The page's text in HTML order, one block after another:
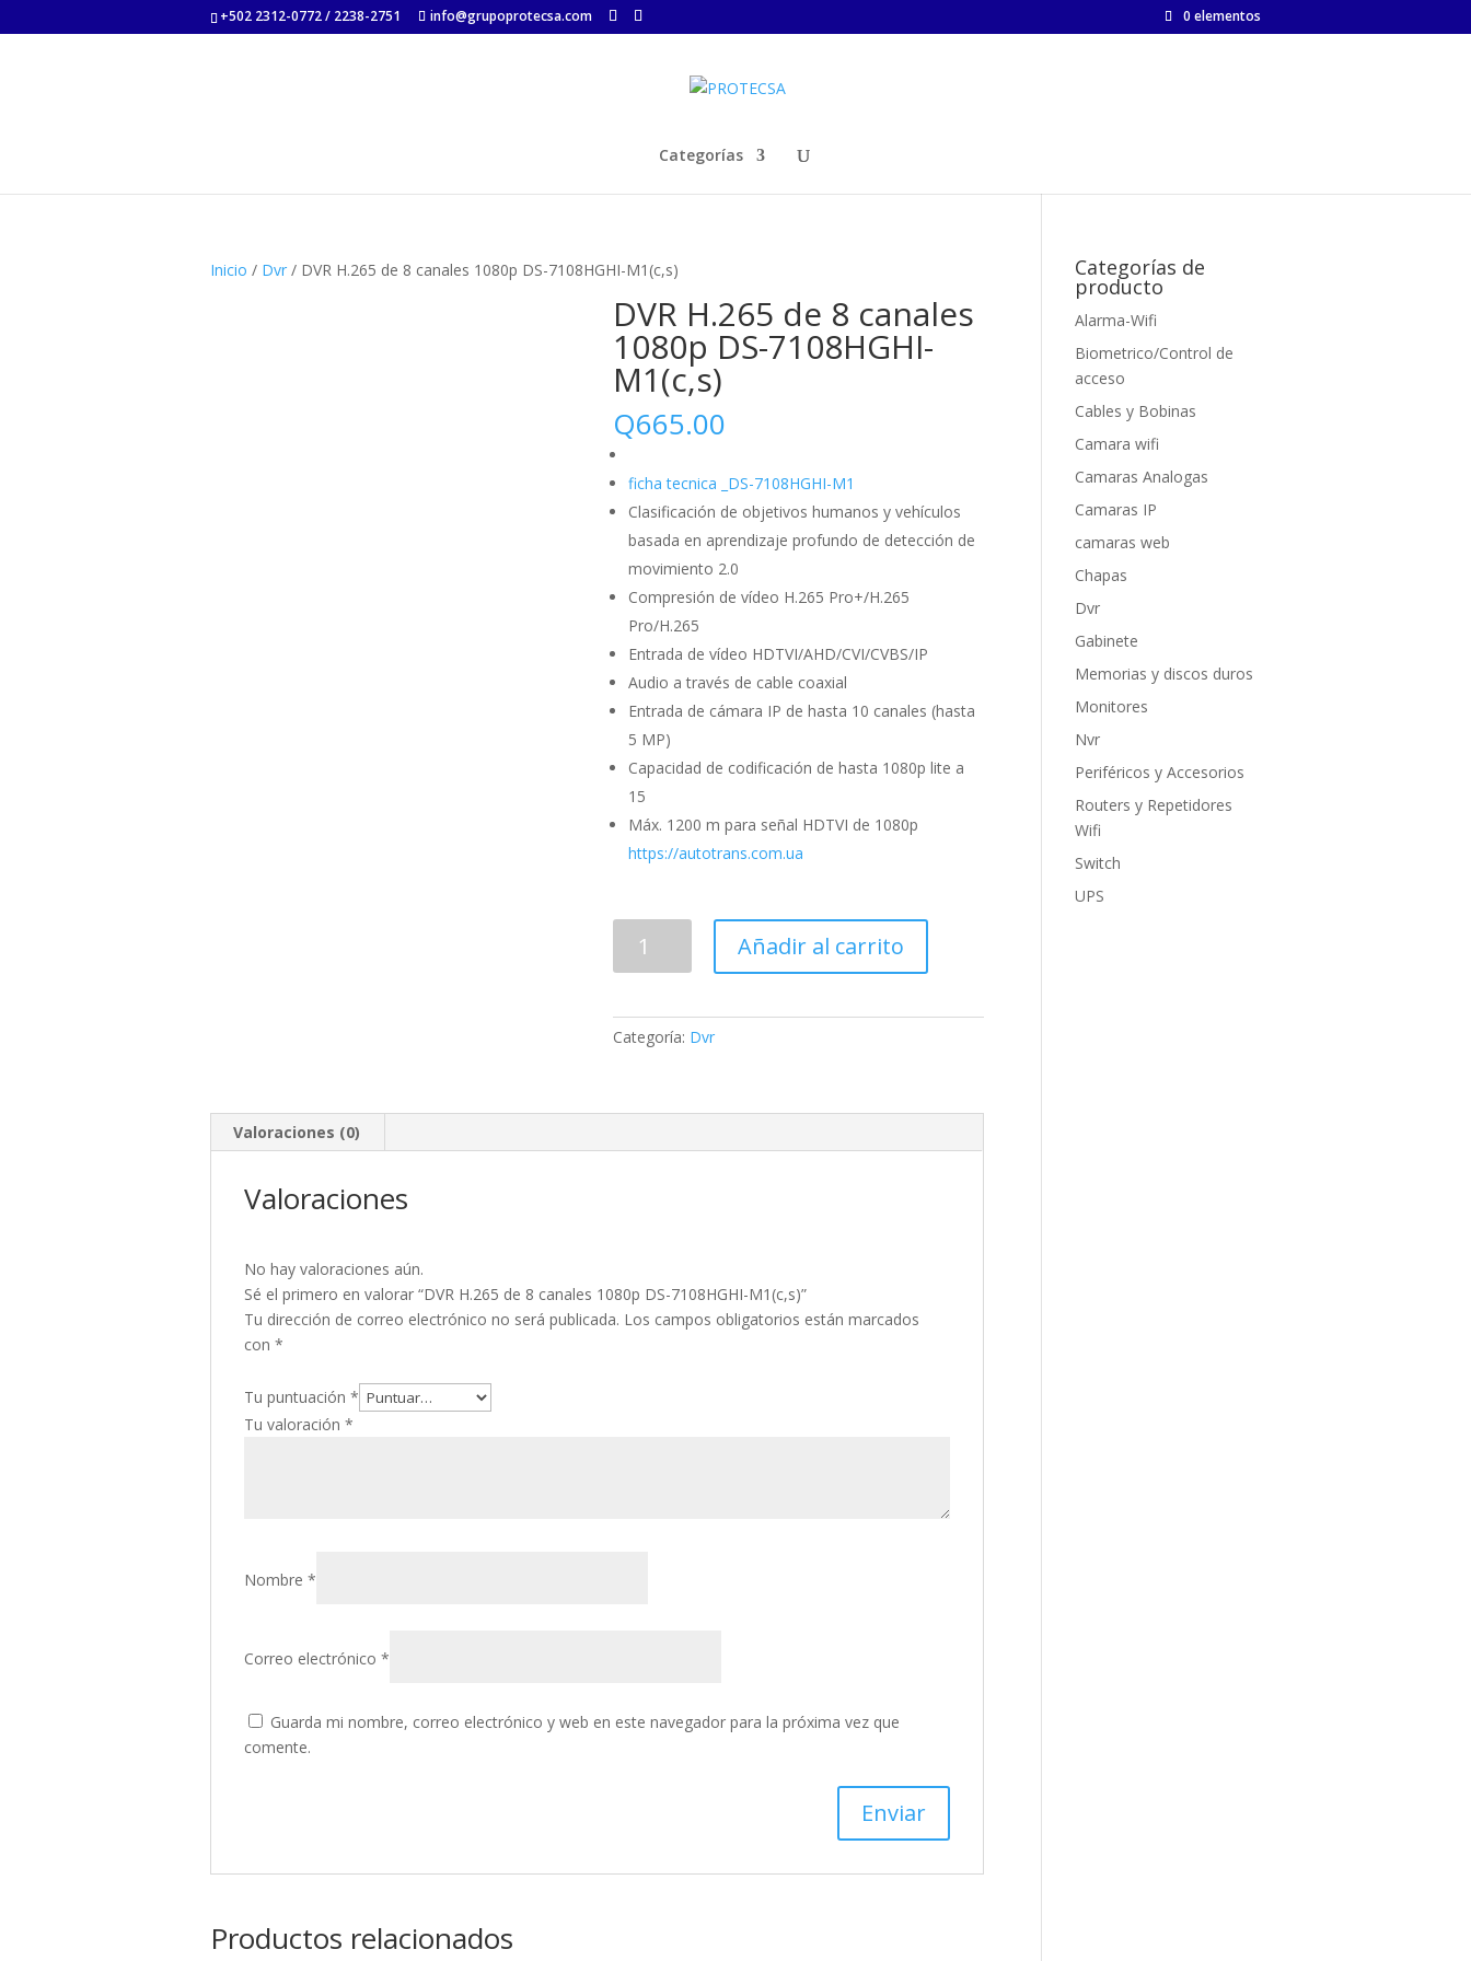
+502 2312-0772 / 2238-2751 info@grupoprotecsa.com 0 elementos
Categorías
Inicio / Dvr / DVR H.265 de 8 canales 1080p DS-7108HGHI-M1(c,s)
DVR H.265 de 8 canales
1080p DS-7108HGHI-
M1(c,s)
Q665.00
ficha tecnica _DS-7108HGHI-M1
Clasificación de objetivos humanos y vehículos
basada en aprendizaje profundo de detección de
movimiento 2.0
Compresión de vídeo H.265 Pro+/H.265
Pro/H.265
Entrada de vídeo HDTVI/AHD/CVI/CVBS/IP
Audio a través de cable coaxial
Entrada de cámara IP de hasta 10 canales (hasta
5 MP)
Capacidad de codificación de hasta 1080p lite a
15
Máx. 1200 m para señal HDTVI de 1080p
https://autotrans.com.ua
H.265
canales
cantidad
Añadir al carrito
Categoría: Dvr
Valoraciones (0)
Valoraciones
No hay valoraciones aún.
Sé el primero en valorar “DVR H.265 de 8 canales 1080p DS-7108HGHI-M1(c,s)”
Tu dirección de correo electrónico no será publicada. Los campos obligatorios están marcados
con *
Tu puntuación *
Tu valoración *
Nombre *
Correo electrónico *
Guarda mi nombre, correo electrónico y web en este navegador para la próxima vez que
comente.
Productos relacionados
Categorías de
producto
Alarma-Wifi
Biometrico/Control de
acceso
Cables y Bobinas
Camara wifi
Camaras Analogas
Camaras IP
camaras web
Chapas
Dvr
Gabinete
Memorias y discos duros
Monitores
Nvr
Periféricos y Accesorios
Routers y Repetidores
Wifi
Switch
UPS